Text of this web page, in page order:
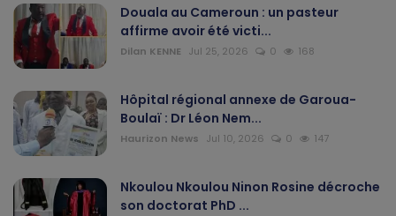
English FrancaisDouala au Cameroun : un pasteur
affirme avoir été victi...
Dilan KENNE Jul 25, 2026 0 168
Hôpital régional annexe de Garoua-
Boulaï : Dr Léon Nem...
Haurizon News Jul 10, 2026 0 147
Nkoulou Nkoulou Ninon Rosine décroche
son doctorat PhD ...